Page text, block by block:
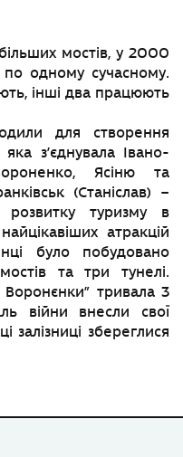
мостів, у 2000
одному сучасному.
інші два працюють
для створення
яка з’єднувала Івано-
Ясіню та
(Станіслав) –
туризму в
атракцій
було побудовано
та три тунелі.
Воронєнки” тривала 3
війни внесли свої
залізниці збереглися